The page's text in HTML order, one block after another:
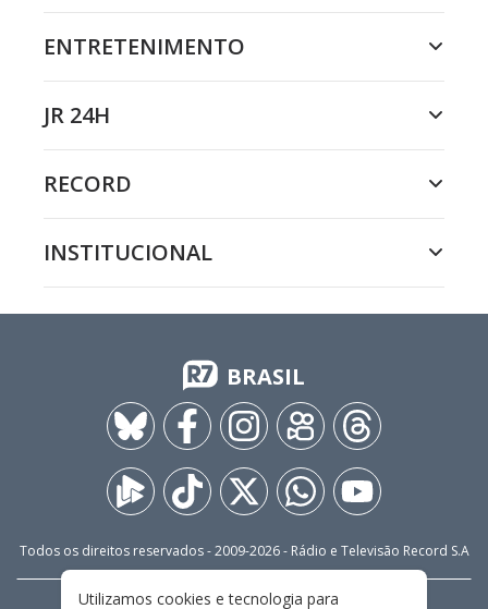
ENTRETENIMENTO
JR 24H
RECORD
INSTITUCIONAL
BRASIL
Todos os direitos reservados - 2009-2026- Rádio e Televisão Record S.A
Utilizamos cookies e tecnologia para